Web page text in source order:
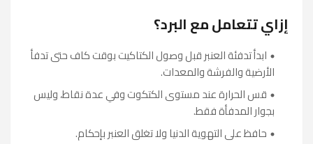
إزاي تتعامل مع البرد؟
ابدأ تدفئة العنبر قبل وصول الكتاكيت بوقت كاف حتى تدفأ
الأرضية والفرشة والمعدات.
قس الحرارة عند مستوى الكتكوت وفي عدة نقاط، وليس
بجوار المدفأة فقط.
حافظ على التهوية الدنيا ولا تغلق العنبر بإحكام.